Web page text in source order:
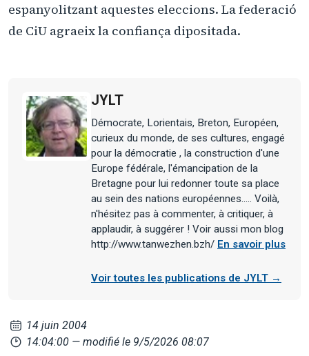
espanyolitzant aquestes eleccions. La federació
de CiU agraeix la confiança dipositada.
JYLT
Démocrate, Lorientais, Breton, Européen,
curieux du monde, de ses cultures, engagé
pour la démocratie , la construction d'une
Europe fédérale, l'émancipation de la
Bretagne pour lui redonner toute sa place
au sein des nations européennes..... Voilà,
n'hésitez pas à commenter, à critiquer, à
applaudir, à suggérer ! Voir aussi mon blog
http://www.tanwezhen.bzh/ En savoir plus
Voir toutes les publications de JYLT →
14 juin 2004
14:04:00 — modifié le 9/5/2026 08:07